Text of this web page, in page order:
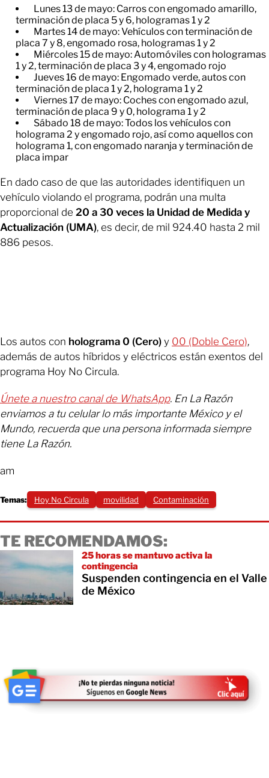
Lunes 13 de mayo: Carros con engomado amarillo,
terminación de placa 5 y 6, hologramas 1 y 2
Martes 14 de mayo: Vehículos con terminación de
placa 7 y 8, engomado rosa, hologramas 1 y 2
Miércoles 15 de mayo: Automóviles con hologramas
1 y 2, terminación de placa 3 y 4, engomado rojo
Jueves 16 de mayo: Engomado verde, autos con
terminación de placa 1 y 2, holograma 1 y 2
Viernes 17 de mayo: Coches con engomado azul,
terminación de placa 9 y 0, holograma 1 y 2
Sábado 18 de mayo: Todos los vehículos con
holograma 2 y engomado rojo, así como aquellos con
holograma 1, con engomado naranja y terminación de
placa impar
En dado caso de que las autoridades identifiquen un
vehículo violando el programa, podrán una multa
proporcional de 20 a 30 veces la Unidad de Medida y
Actualización (UMA), es decir, de mil 924.40 hasta 2 mil
886 pesos.
Los autos con holograma 0 (Cero) y 00 (Doble Cero),
además de autos híbridos y eléctricos están exentos del
programa Hoy No Circula.
Únete a nuestro canal de WhatsApp. En La Razón
enviamos a tu celular lo más importante México y el
Mundo, recuerda que una persona informada siempre
tiene La Razón.
am
Temas: Hoy No Circula movilidad Contaminación
TE RECOMENDAMOS:
25 horas se mantuvo activa la
contingencia
Suspenden contingencia en el Valle
de México